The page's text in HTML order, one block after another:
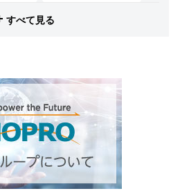
# テクノプロ・エンジニアリング
すべて見る